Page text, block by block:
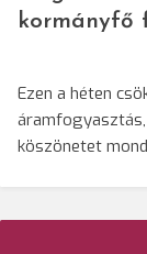
kormányfő
Ezen a héten
köszönetet